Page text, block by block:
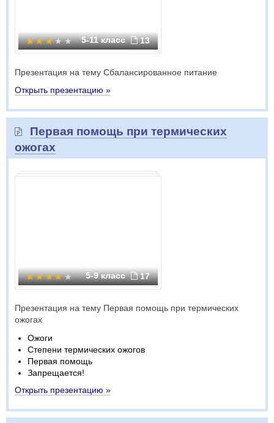
5-11 класс 13
Презентация на тему Сбалансированное питание
Открыть презентацию »
Первая помощь при термических
ожогах
5-9 класс 17
Презентация на тему Первая помощь при термических
ожогах
Ожоги
Степени термических ожогов
Первая помощь
Запрещается!
Открыть презентацию »